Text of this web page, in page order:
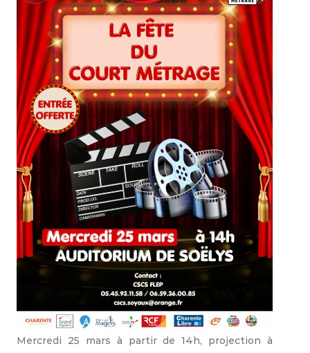
Mercredi 25 mars à partir de 14h, projection à